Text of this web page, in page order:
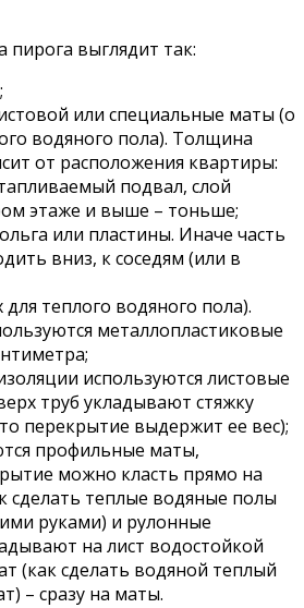
пирога выглядит так:
или специальные маты (о
водяного пола). Толщина
от расположения квартиры:
подвал, слой
этаже и выше – тоньше;
или пластины. Иначе часть
вниз, к соседям (или в
для теплого водяного пола).
металлопластиковые
используются листовые
труб укладывают стяжку
перекрытие выдержит ее вес);
профильные маты,
можно класть прямо на
сделать теплые водяные полы
руками) и рулонные
на лист водостойкой
(как сделать водяной теплый
– сразу на маты.